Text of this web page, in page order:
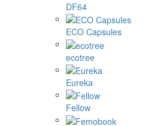
DF64
ECO Capsules
ecotree
Eureka
Fellow